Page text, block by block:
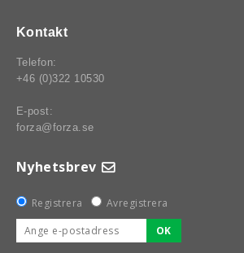
Kontakt
Telefon:
+46 (0)322 10530
E-post:
forza@forza.se
Nyhetsbrev
Registrera
Avregistrera
OK